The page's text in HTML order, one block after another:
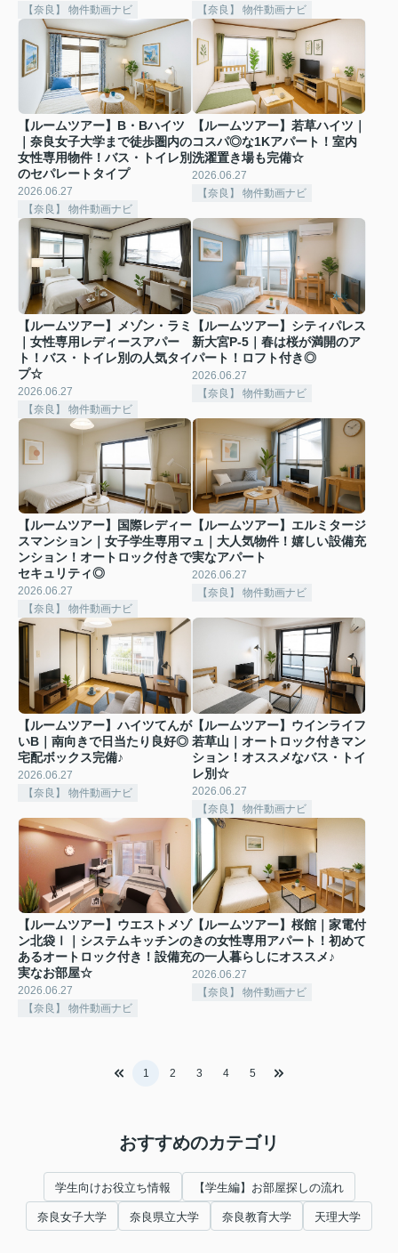
【奈良】 物件動画ナビ
【奈良】 物件動画ナビ
【ルームツアー】B・Bハイツ
｜奈良女子大学まで徒歩圏内の
女性専用物件！バス・トイレ別
のセパレートタイプ
2026.06.27
【奈良】 物件動画ナビ
【ルームツアー】若草ハイツ｜
コスパ◎な1Kアパート！室内
洗濯置き場も完備☆
2026.06.27
【奈良】 物件動画ナビ
【ルームツアー】メゾン・ラミ
｜女性専用レディースアパー
ト！バス・トイレ別の人気タイ
プ☆
2026.06.27
【奈良】 物件動画ナビ
【ルームツアー】シティパレス
新大宮P-5｜春は桜が満開のア
パート！ロフト付き◎
2026.06.27
【奈良】 物件動画ナビ
【ルームツアー】国際レディー
スマンション｜女子学生専用マ
ンション！オートロック付きで
セキュリティ◎
2026.06.27
【奈良】 物件動画ナビ
【ルームツアー】エルミタージ
ュ｜大人気物件！嬉しい設備充
実なアパート
2026.06.27
【奈良】 物件動画ナビ
【ルームツアー】ハイツてんが
いB｜南向きで日当たり良好◎
宅配ボックス完備♪
2026.06.27
【奈良】 物件動画ナビ
【ルームツアー】ウインライフ
若草山｜オートロック付きマン
ション！オススメなバス・トイ
レ別☆
2026.06.27
【奈良】 物件動画ナビ
【ルームツアー】ウエストメゾ
ン北袋Ⅰ｜システムキッチンの
あるオートロック付き！設備充
実なお部屋☆
2026.06.27
【奈良】 物件動画ナビ
【ルームツアー】桜館｜家電付
きの女性専用アパート！初めて
の一人暮らしにオススメ♪
2026.06.27
【奈良】 物件動画ナビ
1 2 3 4 5
おすすめのカテゴリ
学生向けお役立ち情報 【学生編】お部屋探しの流れ
奈良女子大学 奈良県立大学 奈良教育大学 天理大学